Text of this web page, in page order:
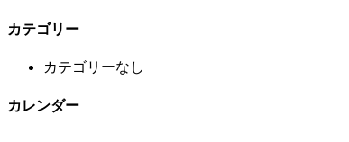
カテゴリー
カテゴリーなし
カレンダー